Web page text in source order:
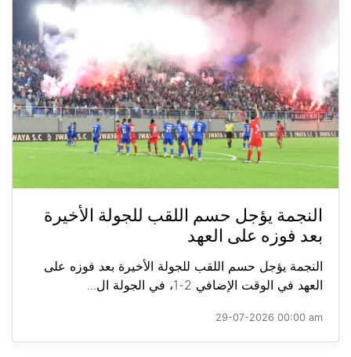
النجمة يؤجل حسم اللقب للجولة الأخيرة
بعد فوزه على العهد
النجمة يؤجل حسم اللقب للجولة الأخيرة بعد فوزه على
العهد في الوقت الإضافي 2-1، في الجولة ال...
29-07-2026 00:00 am